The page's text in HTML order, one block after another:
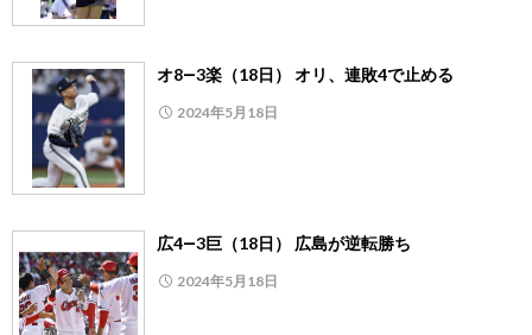
オ8―3楽（18日） オリ、連敗4で止める
2024年5月18日
広4―3巨（18日） 広島が逆転勝ち
2024年5月18日